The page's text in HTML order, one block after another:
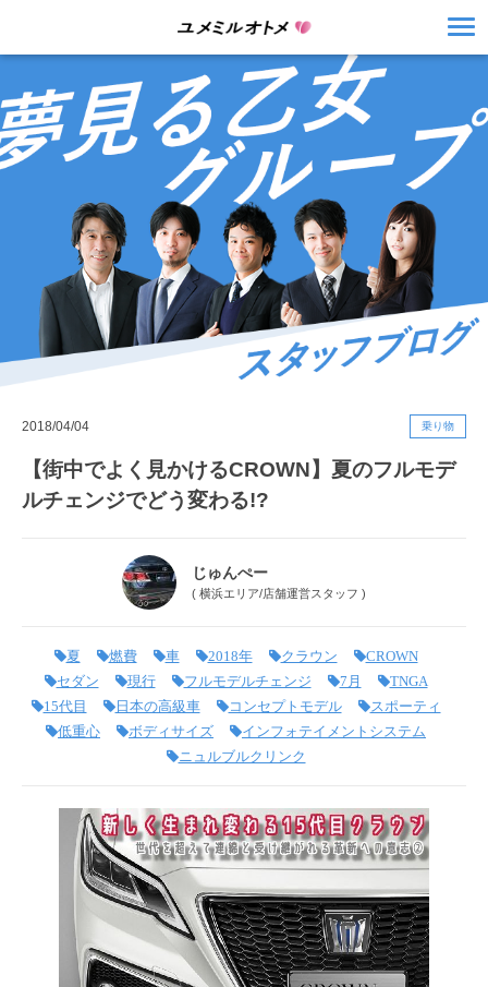
2018/04/04 乗り物
【街中でよく見かけるCROWN】夏のフルモデ
ルチェンジでどう変わる!?
じゅんぺー
( 横浜エリア/店舗運営スタッフ )
夏 燃費 車 2018年 クラウン
CROWN
セダン
現行 フルモデルチェンジ 7月
TNGA
15代目
日本の高級車 コンセプトモデル
スポーティ
低重心
ボディサイズ
インフォテイメントシステム
ニュルブルクリンク